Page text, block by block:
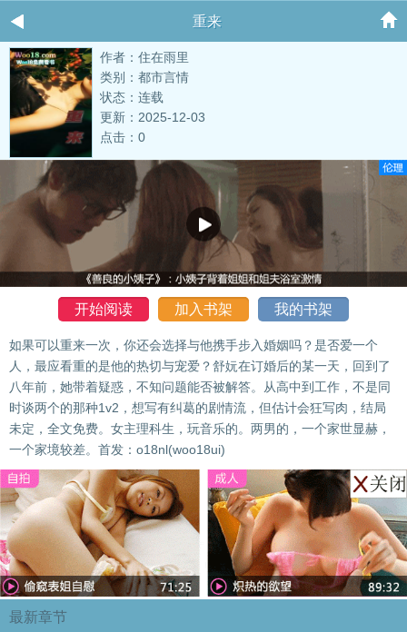
重来
作者：住在雨里
类别：都市言情
状态：连载
更新：2025-12-03
点击：0
开始阅读 加入书架 我的书架
如果可以重来一次，你还会选择与他携手步入婚姻吗？是否爱一个
人，最应看重的是他的热切与宠爱？舒妧在订婚后的某一天，回到了
八年前，她带着疑惑，不知问题能否被解答。从高中到工作，不是同
时谈两个的那种1v2，想写有纠葛的剧情流，但估计会狂写肉，结局
未定，全文免费。女主理科生，玩音乐的。两男的，一个家世显赫，
一个家境较差。首发：o18nl(woo18ui)
最新章节